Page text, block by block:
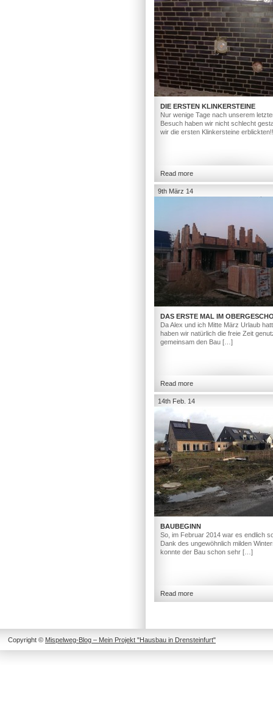
DIE ERSTEN KLINKERSTEINE
Nur wenige Tage nach unserem
Besuch haben wir nicht schlecht
wir die ersten Klinkersteine
Read more
9th März 14
DAS ERSTE MAL IM
Da Alex und ich Mitte März Urlaub
haben wir natürlich die freie Zeit
gemeinsam den Bau […]
Read more
14th Feb. 14
BAUBEGINN
So, im Februar 2014 war es endlich
Dank des ungewöhnlich milden
konnte der Bau schon sehr […]
Read more
Copyright © Mispelweg-Blog – Mein Projekt "Hausbau in Drensteinfurt"